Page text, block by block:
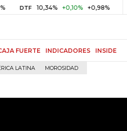
10,34% +0,10% +0,98% UVR $ 416,86
FUERTE INDICADORES INSIDE
LATINA MOROSIDAD